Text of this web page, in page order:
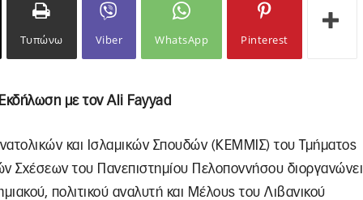
Τυπώνω Viber WhatsApp Pinterest
με τον Ali Fayyad
και Ισλαμικών Σπουδών (ΚΕΜΜΙΣ) του Τμήματος
Σχέσεων του Πανεπιστημίου Πελοποννήσου διοργανώνει
πολιτικού αναλυτή και Μέλους του Λιβανικού